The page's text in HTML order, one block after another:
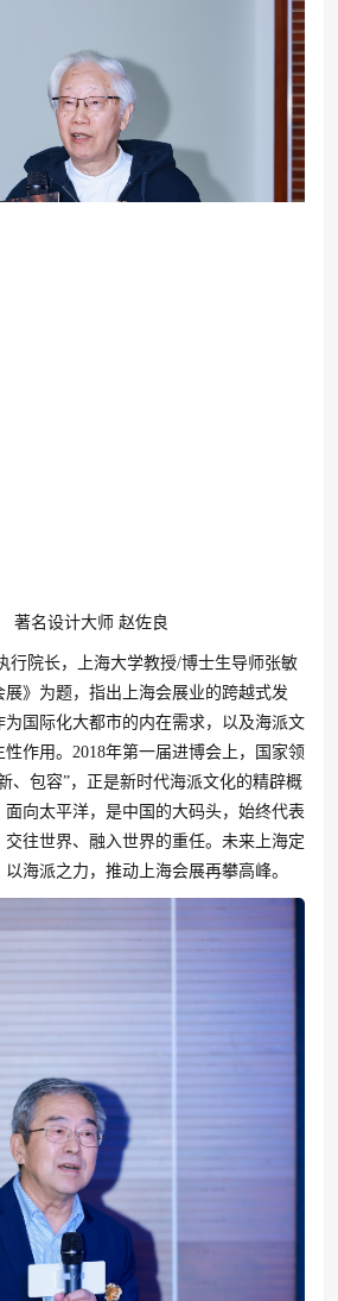
著名设计大师 赵佐良
行院长，上海大学教授/博士生导师张敏
》为题，指出上海会展业的跨越式发
为国际化大都市的内在需求，以及海派文
作用。2018年第一届进博会上，国家领
、包容”，正是新时代海派文化的精辟概
向太平洋，是中国的大码头，始终代表
往世界、融入世界的重任。未来上海定
海派之力，推动上海会展再攀高峰。